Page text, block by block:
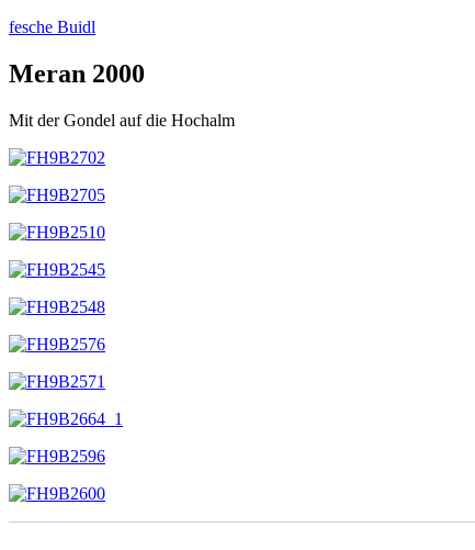
Zum
springen
fesche Buidl
Meran 2000
Mit der Gondel auf die Hochalm